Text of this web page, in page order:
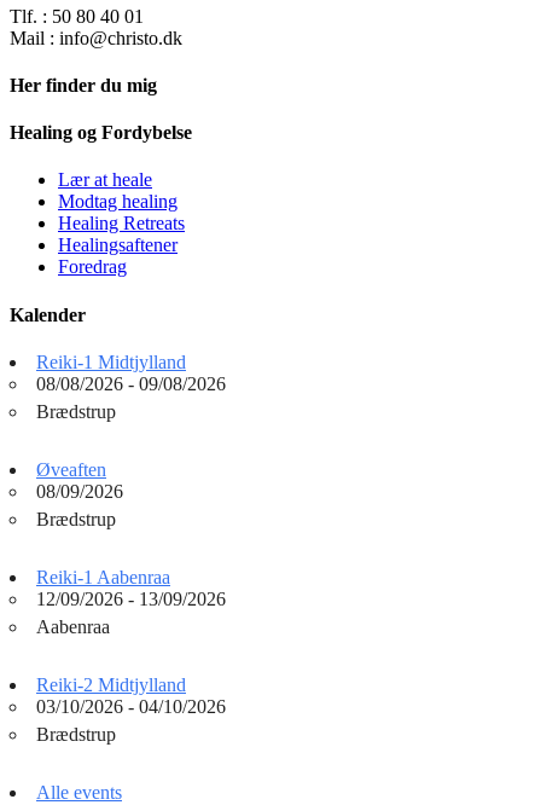
Tlf. : 50 80 40 01
Mail : info@christo.dk
Her finder du mig
Healing og Fordybelse
Lær at heale
Modtag healing
Healing Retreats
Healingsaftener
Foredrag
Kalender
Reiki-1 Midtjylland
08/08/2026 - 09/08/2026
Brædstrup
Øveaften
08/09/2026
Brædstrup
Reiki-1 Aabenraa
12/09/2026 - 13/09/2026
Aabenraa
Reiki-2 Midtjylland
03/10/2026 - 04/10/2026
Brædstrup
Alle events